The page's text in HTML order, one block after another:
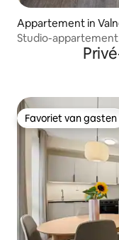
Appartement in
Studio-
Favoriet van gasten
Favoriet van gasten